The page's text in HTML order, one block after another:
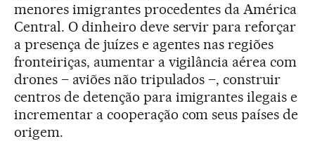
menores imigrantes procedentes da América
Central. O dinheiro deve servir para reforçar
a presença de juízes e agentes nas regiões
fronteiriças, aumentar a vigilância aérea com
drones – aviões não tripulados –, construir
centros de detenção para imigrantes ilegais e
incrementar a cooperação com seus países de
origem.